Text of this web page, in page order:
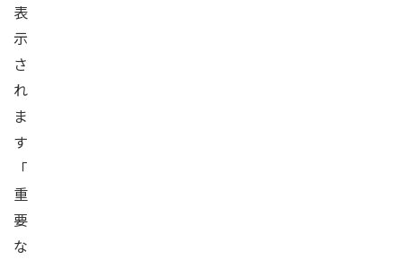
表
示
さ
れ
ま
す
「
重
要
な